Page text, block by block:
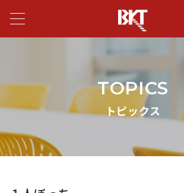
TOPICS
トピックス